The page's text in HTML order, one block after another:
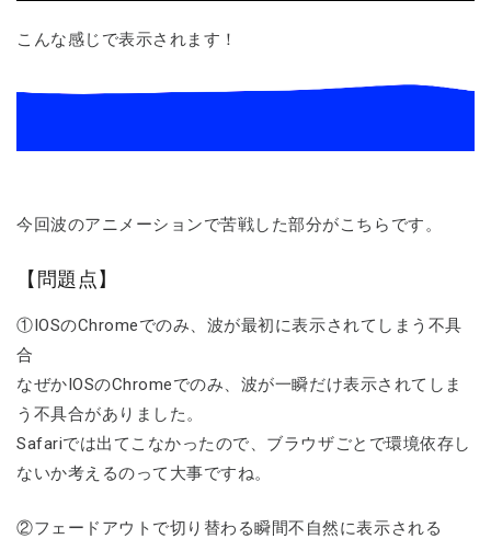
こんな感じで表示されます！
今回波のアニメーションで苦戦した部分がこちらです。
【問題点】
①IOSのChromeでのみ、波が最初に表示されてしまう不具
合
なぜかIOSのChromeでのみ、波が一瞬だけ表示されてしま
う不具合がありました。
Safariでは出てこなかったので、ブラウザごとで環境依存し
ないか考えるのって大事ですね。
②フェードアウトで切り替わる瞬間不自然に表示される